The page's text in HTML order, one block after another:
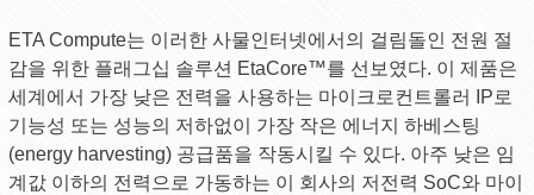
ETA Compute는 이러한 사물인터넷에서의 걸림돌인 전원 절
감을 위한 플래그십 솔루션 EtaCore™를 선보였다. 이 제품은
세계에서 가장 낮은 전력을 사용하는 마이크로컨트롤러 IP로
기능성 또는 성능의 저하없이 가장 작은 에너지 하베스팅
(energy harvesting) 공급품을 작동시킬 수 있다. 아주 낮은 임
계값 이하의 전력으로 가동하는 이 회사의 저전력 SoC와 마이